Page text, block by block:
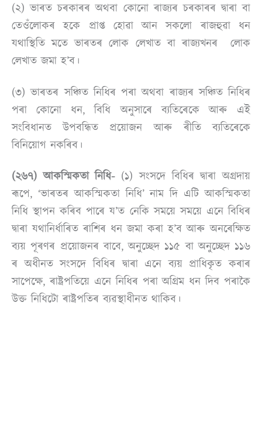
(২) ভাৰত চৰকাৰৰ অথবা কোনো ৰাজ্যৰ চৰকাৰৰ দ্বাৰা বা
তেওঁলোকৰ হকে প্ৰাপ্ত হোৱা আন সকলো ৰাজহুৱা ধন
যথাস্থিতি মতে ভাৰতৰ লোক লেখাত বা ৰাজ্যখনৰ লোক
লেখাত জমা হ’ব।
(৩) ভাৰতৰ সঞ্চিত নিধিৰ পৰা অথবা ৰাজ্যৰ সঞ্চিত নিধিৰ
পৰা কোনো ধন, বিধি অনুসাৰে ব্যতিৰেকে আৰু এই
সংবিধানত উপবন্ধিত প্ৰয়োজন আৰু ৰীতি ব্যতিৰেকে
বিনিয়োগ নকৰিব।
(২৬৭) আকস্মিকতা নিধি-(১) সংসদে বিধিৰ দ্বাৰা অগ্ৰদায়
ৰূপে, ‘ভাৰতৰ আকস্মিকতা নিধি’ নাম দি এটি আকস্মিকতা
নিধি স্থাপন কৰিব পাৰে য’ত নেকি সময়ে সময়ে এনে বিধিৰ
দ্বাৰা যথানিৰ্ধাৰিত ৰাশিৰ ধন জমা কৰা হ’ব আৰু অনৰেক্ষিত
ব্যয় পূৰণৰ প্ৰয়োজনৰ বাবে, অনুচ্ছেদ ১১৫ বা অনুচ্ছেদ ১১৬
ৰ অধীনত সংসদে বিধিৰ দ্বাৰা এনে ব্যয় প্ৰাধিকৃত কৰাৰ
সাপেক্ষে, ৰাষ্ট্ৰপতিয়ে এনে নিধিৰ পৰা অগ্ৰিম ধন দিব পৰাকৈ
উক্ত নিধিটো ৰাষ্ট্ৰপতিৰ ব্যৱস্থাধীনত থাকিব।